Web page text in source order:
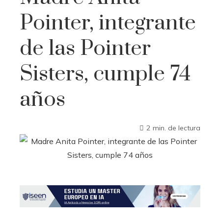
Pointer, integrante
de las Pointer
Sisters, cumple 74
años
2 min. de lectura